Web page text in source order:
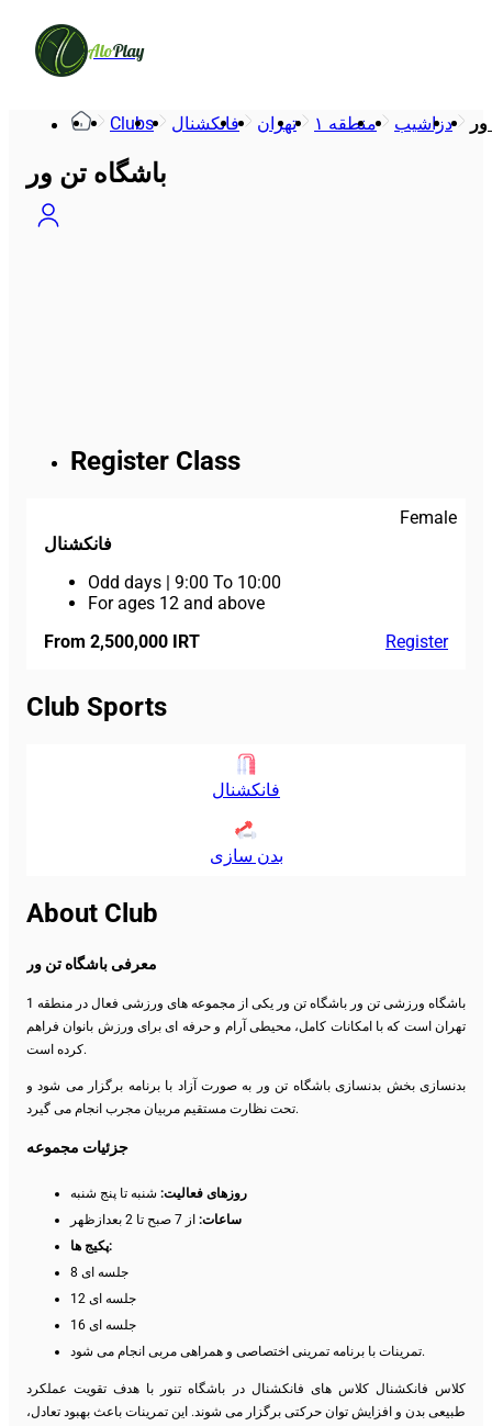
AloPlay
Clubs فانکشنال تهران منطقه ۱ دزاشیب
باشگاه تن ور
Register Class
Female
فانکشنال
Odd days | 9:00 To 10:00
For ages 12 and above
From 2,500,000 IRT
Register
Club Sports
فانکشنال
بدن سازی
About Club
معرفی باشگاه تن ور
باشگاه ورزشی تن ور باشگاه تن ور یکی از مجموعه های ورزشی فعال در منطقه 1
تهران است که با امکانات کامل، محیطی آرام و حرفه ای برای ورزش بانوان فراهم
کرده است.
بدنسازی بخش بدنسازی باشگاه تن ور به صورت آزاد با برنامه برگزار می شود و
تحت نظارت مستقیم مربیان مجرب انجام می گیرد.
جزئیات مجموعه
روزهای فعالیت: شنبه تا پنج شنبه
ساعات: از 7 صبح تا 2 بعدازظهر
پکیج ها:
8 جلسه ای
12 جلسه ای
16 جلسه ای
تمرینات با برنامه تمرینی اختصاصی و همراهی مربی انجام می شود.
کلاس فانکشنال کلاس های فانکشنال در باشگاه تنور با هدف تقویت عملکرد
طبیعی بدن و افزایش توان حرکتی برگزار می شوند. این تمرینات باعث بهبود تعادل،